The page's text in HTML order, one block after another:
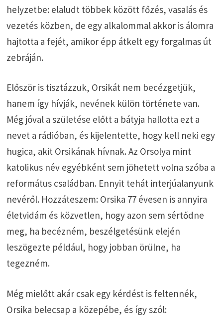
helyzetbe: elaludt többek között főzés, vasalás és
vezetés közben, de egy alkalommal akkor is álomra
hajtotta a fejét, amikor épp átkelt egy forgalmas út
zebráján.
Először is tisztázzuk, Orsikát nem becézgetjük,
hanem így hívják, nevének külön története van.
Még jóval a születése előtt a bátyja hallotta ezt a
nevet a rádióban, és kijelentette, hogy kell neki egy
hugica, akit Orsikának hívnak. Az Orsolya mint
katolikus név egyébként sem jöhetett volna szóba a
református családban. Ennyit tehát interjúalanyunk
nevéről. Hozzáteszem: Orsika 77 évesen is annyira
életvidám és közvetlen, hogy azon sem sértődne
meg, ha becézném, beszélgetésünk elején
leszögezte például, hogy jobban örülne, ha
tegezném.
Még mielőtt akár csak egy kérdést is feltennék,
Orsika belecsap a közepébe, és így szól: